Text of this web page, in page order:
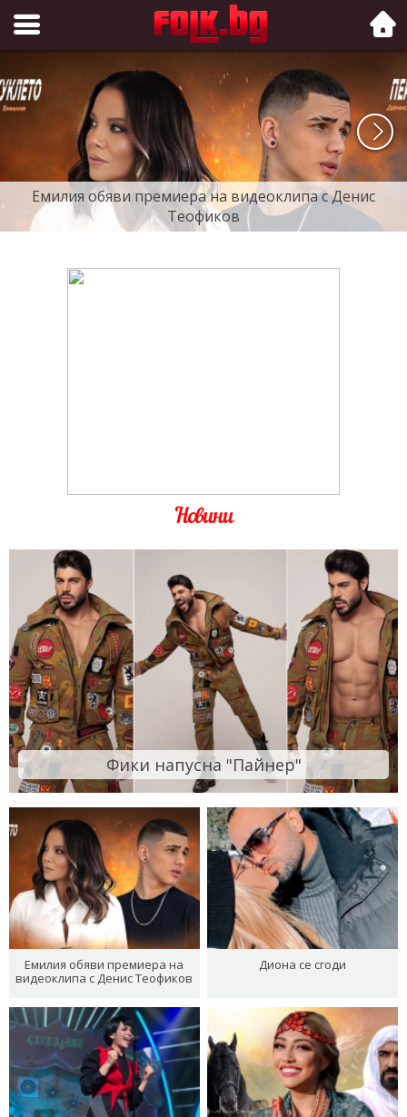
Folk.bg
Емилия обяви премиера на видеоклипа с Денис
Теофиков
Новини
Фики напусна "Пайнер"
Емилия обяви премиера на
видеоклипа с Денис Теофиков
Диона се сгоди